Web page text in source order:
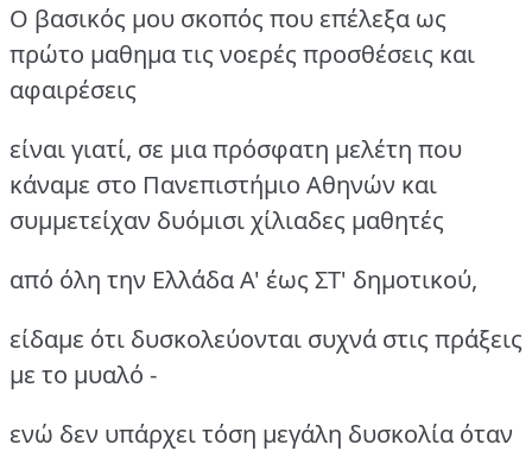
Ο βασικός μου σκοπός που επέλεξα ως
πρώτο μαθημα τις νοερές προσθέσεις και
αφαιρέσεις
είναι γιατί, σε μια πρόσφατη μελέτη που
κάναμε στο Πανεπιστήμιο Αθηνών και
συμμετείχαν δυόμισι χίλιαδες μαθητές
από όλη την Ελλάδα Α' έως ΣΤ' δημοτικού,
είδαμε ότι δυσκολεύονται συχνά στις πράξεις
με το μυαλό -
ενώ δεν υπάρχει τόση μεγάλη δυσκολία όταν